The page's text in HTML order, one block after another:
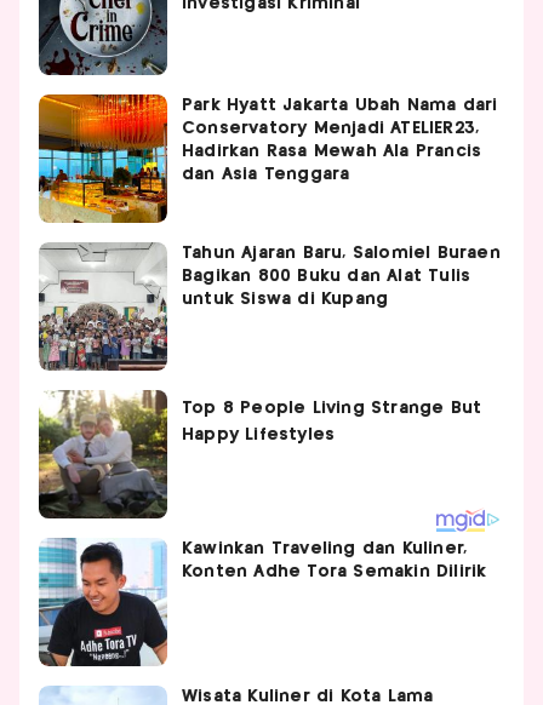
Investigasi Kriminal
Park Hyatt Jakarta Ubah Nama dari
Conservatory Menjadi ATELIER23,
Hadirkan Rasa Mewah Ala Prancis
dan Asia Tenggara
Tahun Ajaran Baru, Salomiel Buraen
Bagikan 800 Buku dan Alat Tulis
untuk Siswa di Kupang
Kawinkan Traveling dan Kuliner,
Konten Adhe Tora Semakin Dilirik
Wisata Kuliner di Kota Lama